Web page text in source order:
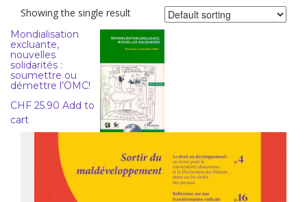
Showing the single result
Mondialisation
excluante,
nouvelles
solidarités :
soumettre ou
démettre l’OMC!
CHF 25.90 Add to
cart